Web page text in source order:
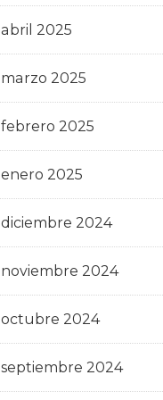
abril 2025
marzo 2025
febrero 2025
enero 2025
diciembre 2024
noviembre 2024
octubre 2024
septiembre 2024